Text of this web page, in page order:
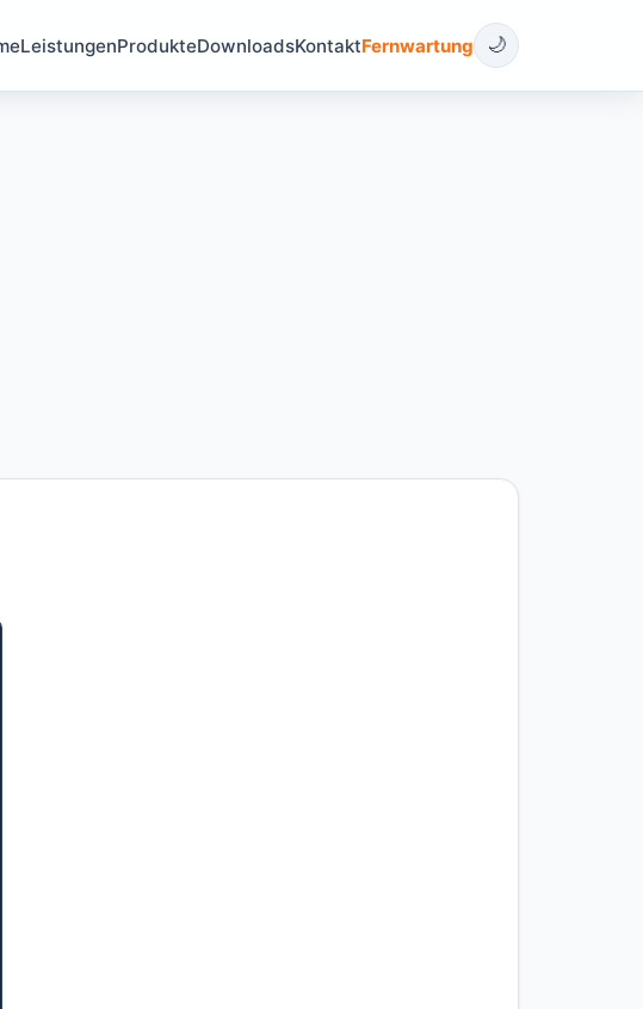
LeistungenProdukteDownloadsKontaktFernwartung 🌙